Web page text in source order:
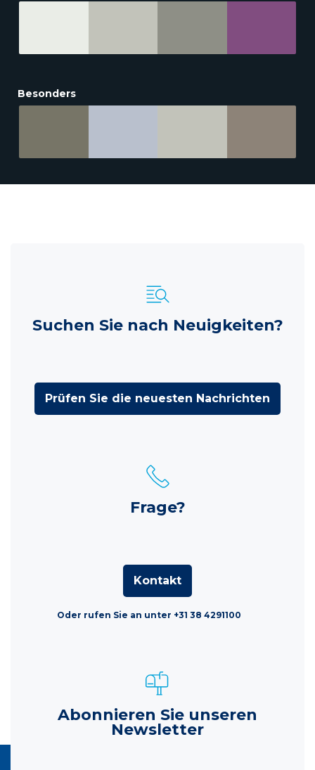
Besonders
Suchen Sie nach Neuigkeiten?
Prüfen Sie die neuesten Nachrichten
Frage?
Kontakt
Oder rufen Sie an unter +31 38 4291100
Abonnieren Sie unseren
Newsletter